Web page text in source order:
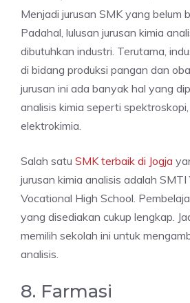
Menjadi jurusan SMK yang belum
Padahal, lulusan jurusan kimia
dibutuhkan industri. Terutama,
di bidang produksi pangan dan
jurusan ini ada banyak hal yang
analisis kimia seperti
elektrokimia.
Salah satu SMK terbaik di Jogja
jurusan kimia analisis adalah
Vocational High School.
yang disediakan cukup lengkap.
memilih sekolah ini untuk
analisis.
8. Farmasi